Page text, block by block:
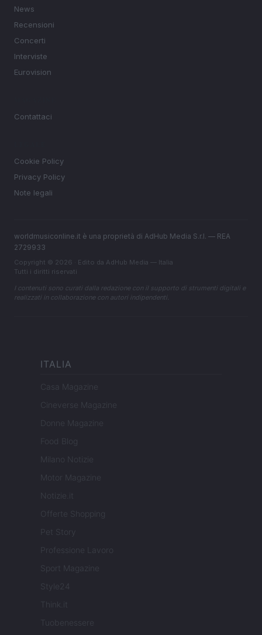
News
Recensioni
Concerti
Interviste
Eurovision
Contattaci
Cookie Policy
Privacy Policy
Note legali
worldmusiconline.it è una proprietà di AdHub Media S.r.l. — REA
2729933
Copyright © 2026 · Edito da AdHub Media — Italia
Tutti i diritti riservati
I contenuti sono curati dalla redazione con il supporto di strumenti digitali e
realizzati in collaborazione con autori indipendenti.
ITALIA
Casa Magazine
Cineverse Magazine
Donne Magazine
Food Blog
Milano Notizie
Motor Magazine
Notizie.it
Offerte Shopping
Pet Story
Professione Lavoro
Sport Magazine
Style24
Think.it
Tuobenessere